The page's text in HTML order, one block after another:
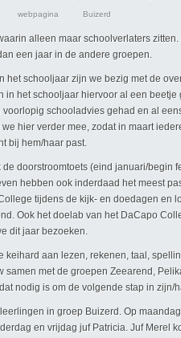
webpagina Buizerd
alleen maar schoolverlaters
een jaar in de andere groepen.
het schooljaar zijn we bezig met de
in het schooljaar hiervoor al een beetje
schooladvies gehad en al
hier verder mee, zodat in maart
bij hem/haar past.
doorstroomtoets (eind januari/begin
hebben ook inderdaad het meest
tijdens de kijk- en doedagen en
Ook het doelab van het DaCapo
dit jaar bezoeken.
keihard aan lezen, rekenen, taal,
samen met de groepen Zeearend,
nodig is om de volgende stap in zijn/
in groep Buizerd. Op
en vrijdag juf Patricia. Juf Merel